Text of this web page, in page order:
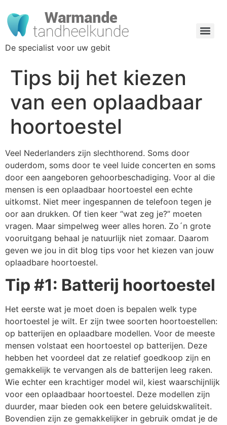
De specialist voor uw gebit
Tips bij het kiezen
van een oplaadbaar
hoortoestel
Veel Nederlanders zijn slechthorend. Soms door
ouderdom, soms door te veel luide concerten en soms
door een aangeboren gehoorbeschadiging. Voor al die
mensen is een oplaadbaar hoortoestel een echte
uitkomst. Niet meer ingespannen de telefoon tegen je
oor aan drukken. Of tien keer “wat zeg je?” moeten
vragen. Maar simpelweg weer alles horen. Zo´n grote
vooruitgang behaal je natuurlijk niet zomaar. Daarom
geven we jou in dit blog tips voor het kiezen van jouw
oplaadbare hoortoestel.
Tip #1: Batterij hoortoestel
Het eerste wat je moet doen is bepalen welk type
hoortoestel je wilt. Er zijn twee soorten hoortoestellen:
op batterijen en oplaadbare modellen. Voor de meeste
mensen volstaat een hoortoestel op batterijen. Deze
hebben het voordeel dat ze relatief goedkoop zijn en
gemakkelijk te vervangen als de batterijen leeg raken.
Wie echter een krachtiger model wil, kiest waarschijnlijk
voor een oplaadbaar hoortoestel. Deze modellen zijn
duurder, maar bieden ook een betere geluidskwaliteit.
Bovendien zijn ze gemakkelijker in gebruik omdat je de